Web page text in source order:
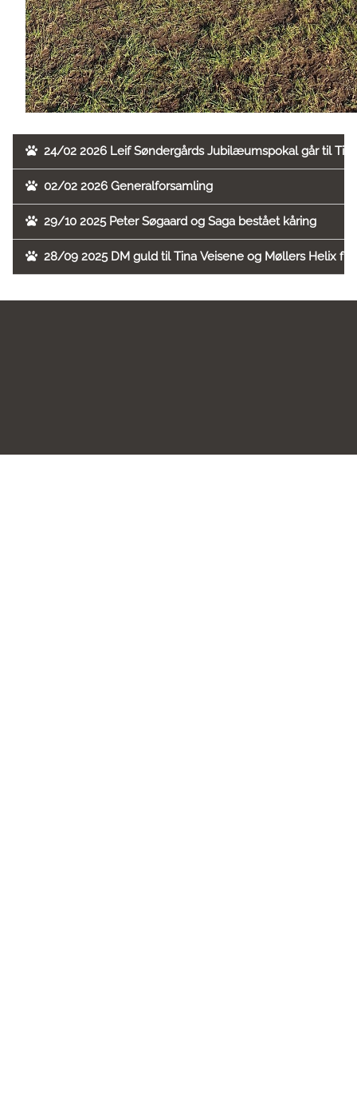
24/02 2026 Leif Søndergårds Jubilæumspokal går til
02/02 2026 Generalforsamling
29/10 2025 Peter Søgaard og Saga bestået kåring
28/09 2025 DM guld til Tina Veisene og Møllers Helix